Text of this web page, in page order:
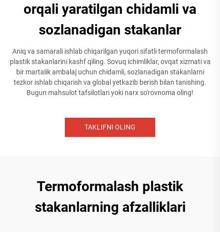
orqali yaratilgan chidamli va
sozlanadigan stakanlar
Aniq va samarali ishlab chiqarilgan yuqori sifatli termoformalash
plastik stakanlarini kashf qiling. Sovuq ichimliklar, ovqat xizmati va
bir martalik ambalaj uchun chidamli, sozlanadigan stakanlarni
tezkor ishlab chiqarish va global yetkazib berish bilan tanishing.
Bugun mahsulot tafsilotlari yoki narx so'rovnoma oling!
TAKLIFNI OLING
Termoformalash plastik
stakanlarning afzalliklari